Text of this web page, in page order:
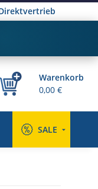
Warenkorb
0,00 €
SALE